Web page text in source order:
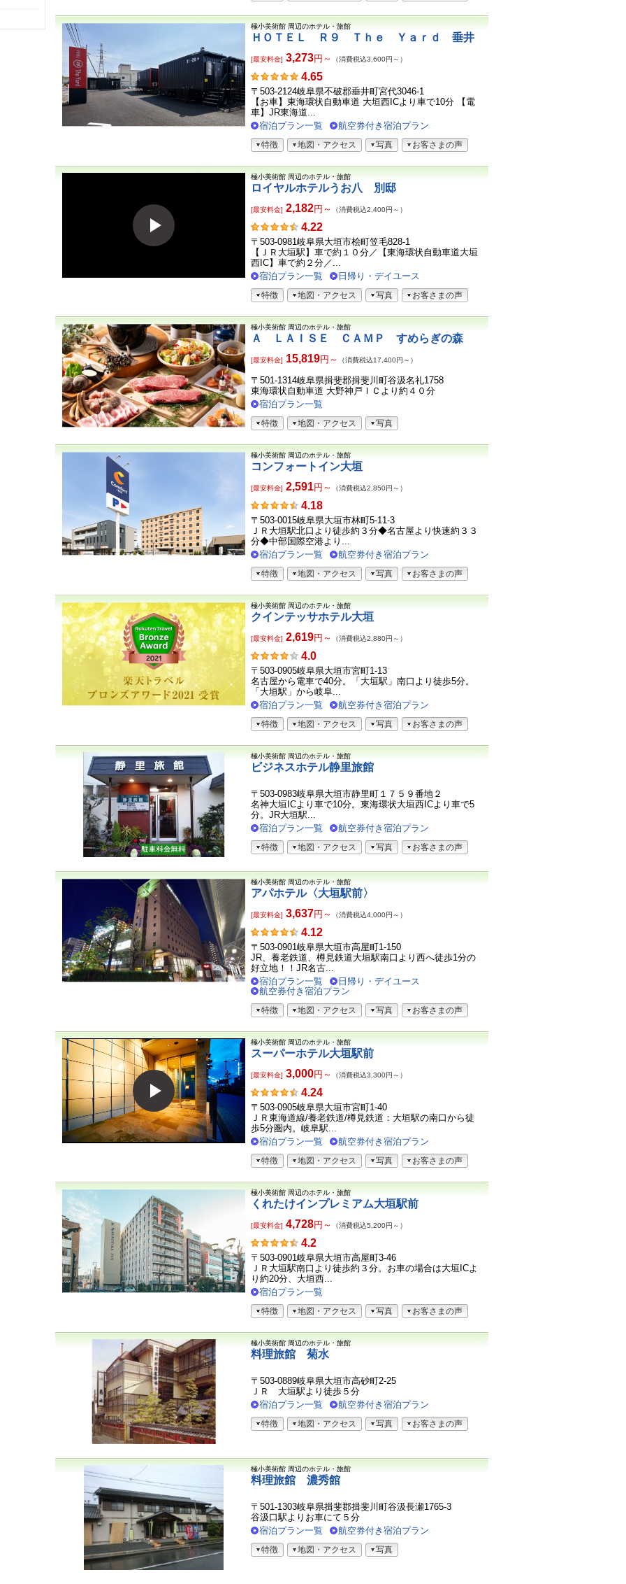
極小美術館 周辺のホテル・旅館
ＨＯＴＥＬ Ｒ９ Ｔｈｅ Ｙａｒｄ 垂井
[最安料金] 3,273円～ （消費税込3,600円～）
お
客
さ
ま
の
声
4.65
〒503-2124岐阜県不破郡垂井町宮代3046-1
【お車】東海環状自動車道 大垣西ICより車で10分 【電
車】JR東海道...
宿泊プラン一覧
航空券付き宿泊プラン
特徴 地図・アクセス 写真 お客さまの声
極小美術館 周辺のホテル・旅館
ロイヤルホテルうお八 別邸
[最安料金] 2,182円～ （消費税込2,400円～）
お
客
さ
ま
の
声
4.22
〒503-0981岐阜県大垣市桧町笠毛828-1
【ＪＲ大垣駅】車で約１０分／【東海環状自動車道大垣
西IC】車で約２分／...
宿泊プラン一覧
日帰り・デイユース
特徴 地図・アクセス 写真 お客さまの声
極小美術館 周辺のホテル・旅館
Ａ ＬＡＩＳＥ ＣＡＭＰ すめらぎの森
[最安料金] 15,819円～ （消費税込17,400円～）
〒501-1314岐阜県揖斐郡揖斐川町谷汲名礼1758
東海環状自動車道 大野神戸ＩＣより約４０分
宿泊プラン一覧
特徴 地図・アクセス 写真
極小美術館 周辺のホテル・旅館
コンフォートイン大垣
[最安料金] 2,591円～ （消費税込2,850円～）
お
客
さ
ま
の
声
4.18
〒503-0015岐阜県大垣市林町5-11-3
ＪＲ大垣駅北口より徒歩約３分◆名古屋より快速約３３
分◆中部国際空港より...
宿泊プラン一覧
航空券付き宿泊プラン
特徴 地図・アクセス 写真 お客さまの声
極小美術館 周辺のホテル・旅館
クインテッサホテル大垣
[最安料金] 2,619円～ （消費税込2,880円～）
お
客
さ
ま
の
声
4.0
〒503-0905岐阜県大垣市宮町1-13
名古屋から電車で40分。「大垣駅」南口より徒歩5分。
「大垣駅」から岐阜...
宿泊プラン一覧
航空券付き宿泊プラン
特徴 地図・アクセス 写真 お客さまの声
極小美術館 周辺のホテル・旅館
ビジネスホテル静里旅館
〒503-0983岐阜県大垣市静里町１７５９番地２
名神大垣ICより車で10分。東海環状大垣西ICより車で5
分。JR大垣駅...
宿泊プラン一覧
航空券付き宿泊プラン
特徴 地図・アクセス 写真 お客さまの声
極小美術館 周辺のホテル・旅館
アパホテル〈大垣駅前〉
[最安料金] 3,637円～ （消費税込4,000円～）
お
客
さ
ま
の
声
4.12
〒503-0901岐阜県大垣市高屋町1-150
JR、養老鉄道、樽見鉄道大垣駅南口より西へ徒歩1分の
好立地！！JR名古...
宿泊プラン一覧
日帰り・デイユース
航空券付き宿泊プラン
特徴 地図・アクセス 写真 お客さまの声
極小美術館 周辺のホテル・旅館
スーパーホテル大垣駅前
[最安料金] 3,000円～ （消費税込3,300円～）
お
客
さ
ま
の
声
4.24
〒503-0905岐阜県大垣市宮町1-40
ＪＲ東海道線/養老鉄道/樽見鉄道：大垣駅の南口から徒
歩5分圏内。岐阜駅...
宿泊プラン一覧
航空券付き宿泊プラン
特徴 地図・アクセス 写真 お客さまの声
極小美術館 周辺のホテル・旅館
くれたけインプレミアム大垣駅前
[最安料金] 4,728円～ （消費税込5,200円～）
お
客
さ
ま
の
声
4.2
〒503-0901岐阜県大垣市高屋町3-46
ＪＲ大垣駅南口より徒歩約３分。お車の場合は大垣ICよ
り約20分、大垣西...
宿泊プラン一覧
特徴 地図・アクセス 写真 お客さまの声
極小美術館 周辺のホテル・旅館
料理旅館 菊水
〒503-0889岐阜県大垣市高砂町2-25
ＪＲ 大垣駅より徒歩５分
宿泊プラン一覧
航空券付き宿泊プラン
特徴 地図・アクセス 写真 お客さまの声
極小美術館 周辺のホテル・旅館
料理旅館 濃秀館
〒501-1303岐阜県揖斐郡揖斐川町谷汲長瀬1765-3
谷汲口駅よりお車にて５分
宿泊プラン一覧
航空券付き宿泊プラン
特徴 地図・アクセス 写真